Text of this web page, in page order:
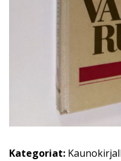
Kategoriat: